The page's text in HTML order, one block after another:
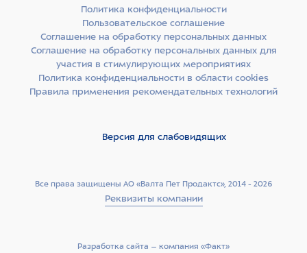
Все права защищены АО «Валта Пет Продактс», 2014 - 2026
Реквизиты компании
Политика конфиденциальности
Пользовательское соглашение
Соглашение на обработку персональных данных
Соглашение на обработку персональных данных для
участия в стимулирующих мероприятиях
Политика конфиденциальности в области cookies
Правила применения рекомендательных технологий
Версия для слабовидящих
Разработка сайта –­ компания «Факт»